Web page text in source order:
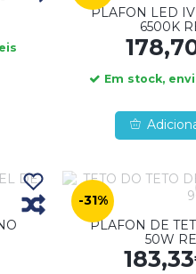
PLAFON LED
6500K
Em stock,
-31%
PLAFON DE
50W